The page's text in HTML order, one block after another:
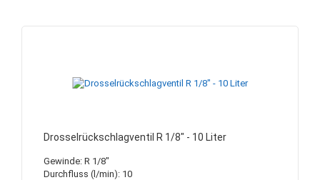
Drosselrückschlagventil R 1/8" - 10 Liter
Gewinde: R 1/8"
Durchfluss (l/min): 10